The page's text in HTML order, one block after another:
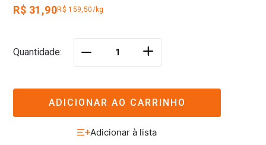
R$ 31,90R$ 159,50/kg
Quantidade ＋
ADICIONAR AO CARRINHO